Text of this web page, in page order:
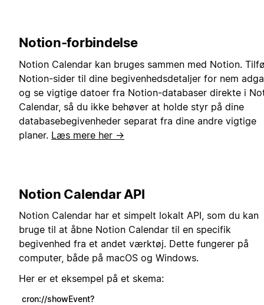
Notion-forbindelse
Notion Calendar kan bruges sammen med Notion.
Notion-sider til dine begivenhedsdetaljer for nem
og se vigtige datoer fra Notion-databaser direkte i
Calendar, så du ikke behøver at holde styr på dine
databasebegivenheder separat fra dine andre vigtige
planer. Læs mere her →
Notion Calendar API
Notion Calendar har et simpelt lokalt API, som du kan
bruge til at åbne Notion Calendar til en specifik
begivenhed fra et andet værktøj. Dette fungerer på
computer, både på macOS og Windows.
Her er et eksempel på et skema:
cron://showEvent?